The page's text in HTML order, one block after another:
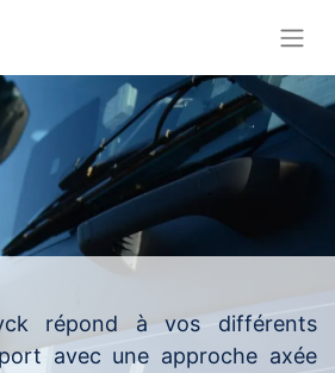
répond à vos différents
avec une approche axée